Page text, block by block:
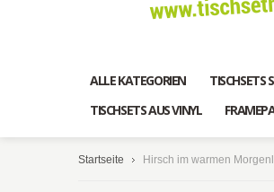
ALLE KATEGORIEN TISCHSETS
TISCHSETS AUS VINYL
Startseite Hirsch im warmen